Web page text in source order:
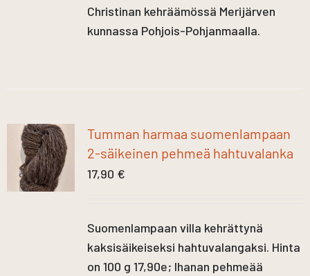
Christinan kehräämössä Merijärven
kunnassa Pohjois-Pohjanmaalla.
Tumman harmaa suomenlampaan
2-säikeinen pehmeä hahtuvalanka
17,90 €
Suomenlampaan villa kehrättynä
kaksisäikeiseksi hahtuvalangaksi. Hinta
on 100 g 17,90e; Ihanan pehmeää